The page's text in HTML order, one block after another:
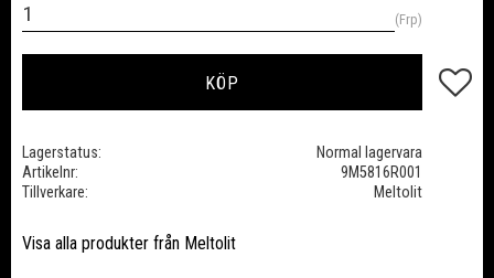
Frp
KÖP Lägg
Lagerstatus
Normal lagervara
Artikelnr
9M5816R001
Tillverkare
Meltolit
Visa alla produkter från Meltolit